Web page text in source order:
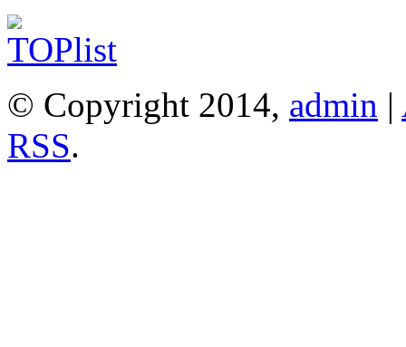
© Copyright 2014, admin |
RSS.